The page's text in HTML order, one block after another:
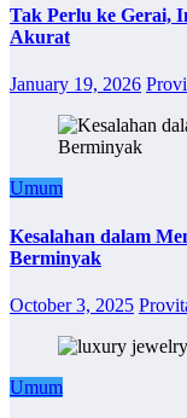
Tak Perlu ke Gerai,
Akurat
January 19, 2026
Umum
Kesalahan dalam
Berminyak
October 3, 2025
Umum